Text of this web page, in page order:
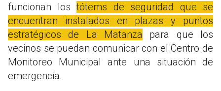
funcionan lostótems de seguridad que se
encuentran instalados en plazas y puntos
estratégicos de La Matanza para que los
vecinos se puedan comunicar con el Centro de
Monitoreo Municipal ante una situación de
emergencia.